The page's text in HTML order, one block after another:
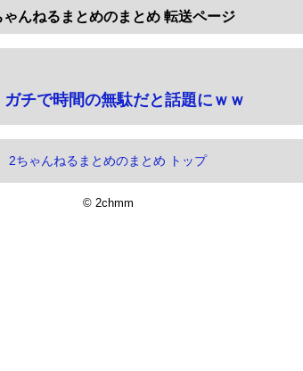
ゃんねるまとめのまとめ 転送ページ
ガチで時間の無駄だと話題にｗｗ
2ちゃんねるまとめのまとめ トップ
© 2chmm